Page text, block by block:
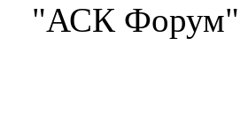
"АСК Форум"